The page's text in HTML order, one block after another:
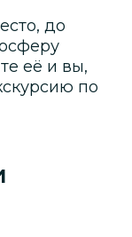
до
её и вы,
по